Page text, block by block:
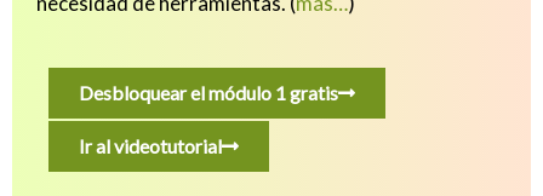
Desbloquear el módulo 1 gratis
Ir al videotutorial